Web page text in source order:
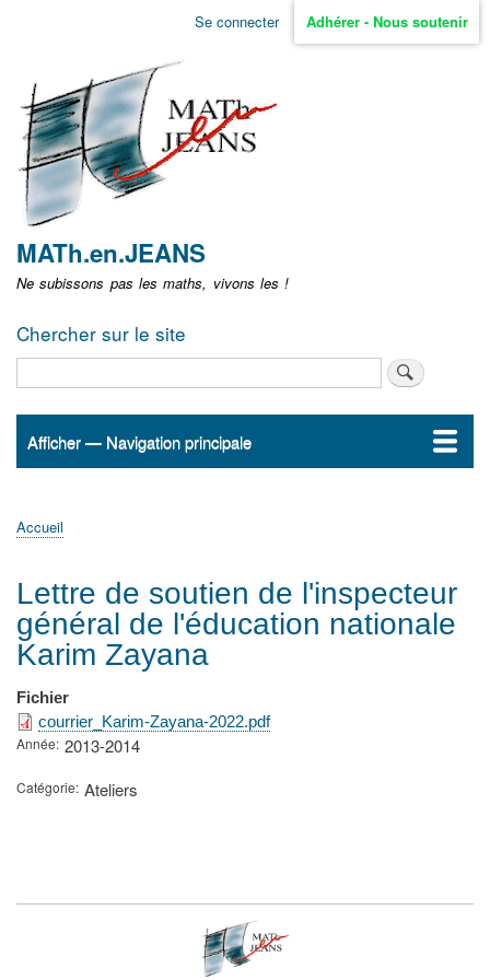
Aller
non
identifié
Se connecter Adhérer - Nous soutenir
MATh.en.JEANS
Ne subissons pas les maths, vivons les !
Chercher sur le site
Navigation
Afficher — Navigation principale
Accueil
ActualitésMATh.en.JEANS ?
Régions et Ateliers
Créer, gérer un atelier
Sujets/Publications
Congrès
d'Ariane
Accueil
Lettre de soutien de l'inspecteur
général de l'éducation nationale
Karim Zayana
Fichier
courrier_Karim-Zayana-2022.pdf
Année 2013-2014
Catégorie Ateliers